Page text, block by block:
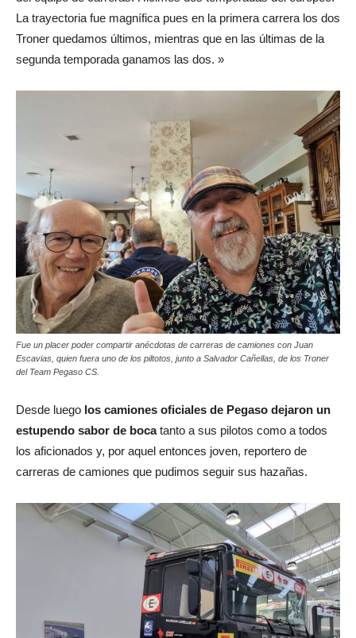
La trayectoria fue magnífica pues en la primera carrera los dos
Troner quedamos últimos, mientras que en las últimas de la
segunda temporada ganamos las dos. »
Fue un placer poder compartir anécdotas de carreras de camiones con Juan
Escavias, quien fuera uno de los piltotos, junto a Salvador Cañellas, de los Troner
del Team Pegaso CS.
Desde luego los camiones oficiales de Pegaso dejaron un
estupendo sabor de bocatanto a sus pilotos como a todos
los aficionados y, por aquel entonces joven, reportero de
carreras de camiones que pudimos seguir sus hazañas.